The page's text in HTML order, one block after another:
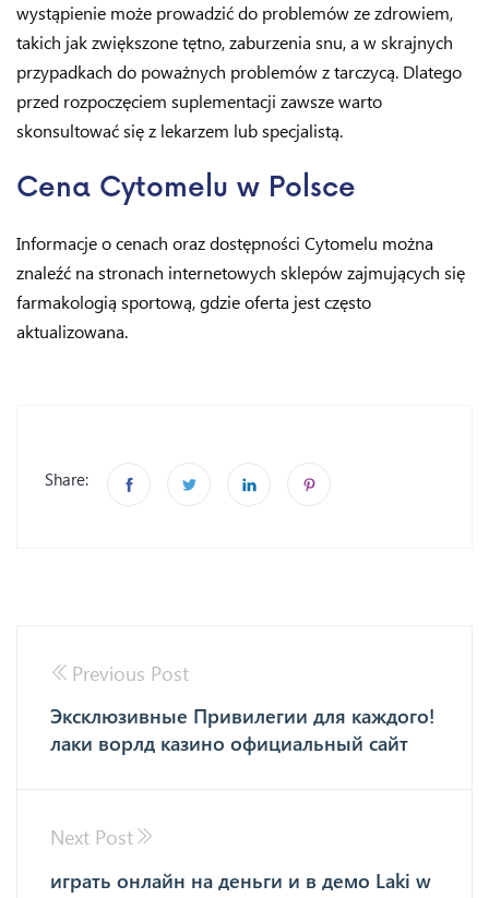
wystąpienie może prowadzić do problemów ze zdrowiem,
takich jak zwiększone tętno, zaburzenia snu, a w skrajnych
przypadkach do poważnych problemów z tarczycą. Dlatego
przed rozpoczęciem suplementacji zawsze warto
skonsultować się z lekarzem lub specjalistą.
Cena Cytomelu w Polsce
Informacje o cenach oraz dostępności Cytomelu można
znaleźć na stronach internetowych sklepów zajmujących się
farmakologią sportową, gdzie oferta jest często
aktualizowana.
Share:
Previous Post
Эксклюзивные Привилегии для каждого!
лаки ворлд казино официальный сайт
Next Post
играть онлайн на деньги и в демо Laki w